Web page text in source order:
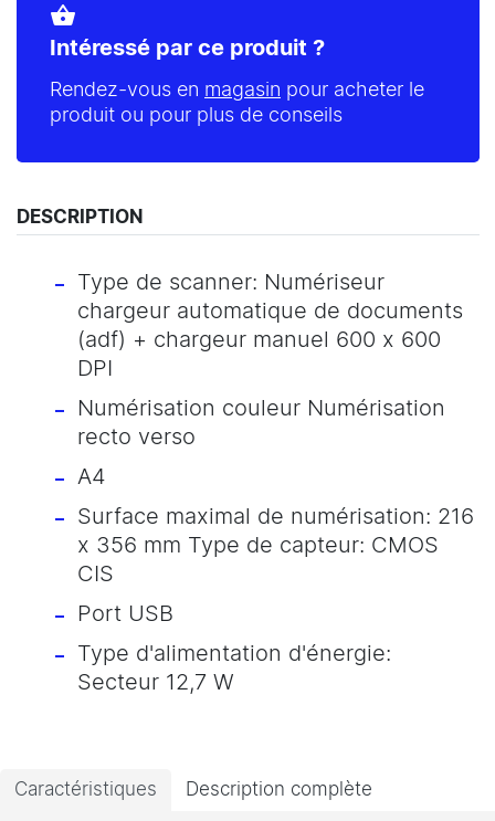
shopping_basket
Intéressé par ce produit ?
Rendez-vous en magasin pour acheter le
produit ou pour plus de conseils
DESCRIPTION
Type de scanner: Numériseur
chargeur automatique de documents
(adf) + chargeur manuel 600 x 600
DPI
Numérisation couleur Numérisation
recto verso
A4
Surface maximal de numérisation: 216
x 356 mm Type de capteur: CMOS
CIS
Port USB
Type d'alimentation d'énergie:
Secteur 12,7 W
Caractéristiques Description complète